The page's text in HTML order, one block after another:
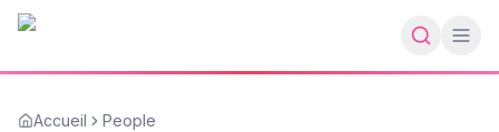
Accueil
People